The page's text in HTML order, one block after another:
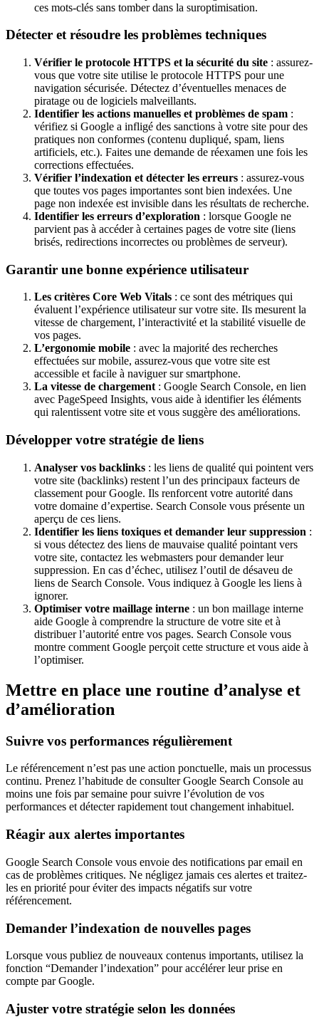
ces mots-clés sans tomber dans la suroptimisation.
Détecter et résoudre les problèmes techniques
Vérifier le protocole HTTPS et la sécurité du site : assurez-
vous que votre site utilise le protocole HTTPS pour une
navigation sécurisée. Détectez d’éventuelles menaces de
piratage ou de logiciels malveillants.
Identifier les actions manuelles et problèmes de spam :
vérifiez si Google a infligé des sanctions à votre site pour des
pratiques non conformes (contenu dupliqué, spam, liens
artificiels, etc.). Faites une demande de réexamen une fois les
corrections effectuées.
Vérifier l’indexation et détecter les erreurs : assurez-vous
que toutes vos pages importantes sont bien indexées. Une
page non indexée est invisible dans les résultats de recherche.
Identifier les erreurs d’exploration : lorsque Google ne
parvient pas à accéder à certaines pages de votre site (liens
brisés, redirections incorrectes ou problèmes de serveur).
Garantir une bonne expérience utilisateur
Les critères Core Web Vitals : ce sont des métriques qui
évaluent l’expérience utilisateur sur votre site. Ils mesurent la
vitesse de chargement, l’interactivité et la stabilité visuelle de
vos pages.
L’ergonomie mobile : avec la majorité des recherches
effectuées sur mobile, assurez-vous que votre site est
accessible et facile à naviguer sur smartphone.
La vitesse de chargement: Google Search Console, en lien
avec PageSpeed Insights, vous aide à identifier les éléments
qui ralentissent votre site et vous suggère des améliorations.
Développer votre stratégie de liens
Analyser vos backlinks : les liens de qualité qui pointent vers
votre site (backlinks) restent l’un des principaux facteurs de
classement pour Google. Ils renforcent votre autorité dans
votre domaine d’expertise. Search Console vous présente un
aperçu de ces liens.
Identifier les liens toxiques et demander leur suppression :
si vous détectez des liens de mauvaise qualité pointant vers
votre site, contactez les webmasters pour demander leur
suppression. En cas d’échec, utilisez l’outil de désaveu de
liens de Search Console. Vous indiquez à Google les liens à
ignorer.
Optimiser votre maillage interne : un bon maillage interne
aide Google à comprendre la structure de votre site et à
distribuer l’autorité entre vos pages. Search Console vous
montre comment Google perçoit cette structure et vous aide à
l’optimiser.
Mettre en place une routine d’analyse et
d’amélioration
Suivre vos performances régulièrement
Le référencement n’est pas une action ponctuelle, mais un processus
continu. Prenez l’habitude de consulter Google Search Console au
moins une fois par semaine pour suivre l’évolution de vos
performances et détecter rapidement tout changement inhabituel.
Réagir aux alertes importantes
Google Search Console vous envoie des notifications par email en
cas de problèmes critiques. Ne négligez jamais ces alertes et traitez-
les en priorité pour éviter des impacts négatifs sur votre
référencement.
Demander l’indexation de nouvelles pages
Lorsque vous publiez de nouveaux contenus importants, utilisez la
fonction “Demander l’indexation” pour accélérer leur prise en
compte par Google.
Ajuster votre stratégie selon les données